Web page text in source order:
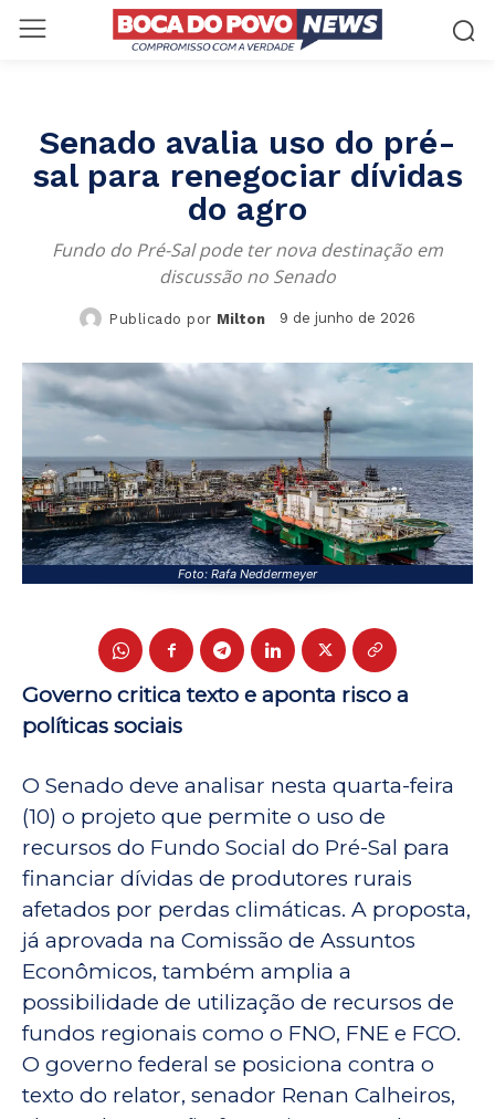
Senado avalia uso do pré-
sal para renegociar dívidas
do agro
Fundo do Pré-Sal pode ter nova destinação em
discussão no Senado
Publicado por Milton 9 de junho de 2026
Foto: Rafa Neddermeyer
Governo critica texto e aponta risco a
políticas sociais
O Senado deve analisar nesta quarta-feira
(10) o projeto que permite o uso de
recursos do Fundo Social do Pré-Sal para
financiar dívidas de produtores rurais
afetados por perdas climáticas. A proposta,
já aprovada na Comissão de Assuntos
Econômicos, também amplia a
possibilidade de utilização de recursos de
fundos regionais como o FNO, FNE e FCO.
O governo federal se posiciona contra o
texto do relator, senador Renan Calheiros,